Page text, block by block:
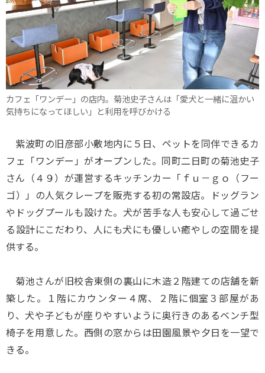
カフェ「ワンデー」の店内。菊池史子さんは「愛犬と一緒に温かい
気持ちになってほしい」と利用を呼びかける
紫波町の旧彦部小敷地内に５日、ペットを同伴できるカ
フェ「ワンデー」がオープンした。同町二日町の菊池史子
さん（４９）が運営するキッチンカー「ｆｕ－ｇｏ（フー
ゴ）」の人気クレープを販売する初の常設店。ドッグラン
やドッグプールも設けた。犬が苦手な人も安心して過ごせ
る設計にこだわり、人にも犬にも優しい癒やしの空間を提
供する。
菊池さんが旧校舎東側の裏山に木造２階建ての店舗を新
築した。１階にカウンター４席、２階に個室３部屋があ
り、犬や子どもが座りやすいように奥行きのあるベンチ型
椅子を用意した。西側の窓からは田園風景や夕日を一望で
きる。